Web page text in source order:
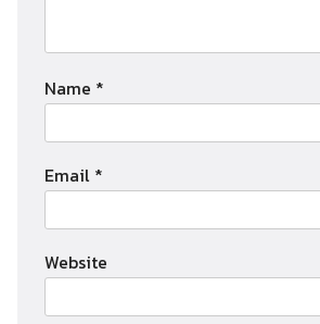
Name *
Email *
Website